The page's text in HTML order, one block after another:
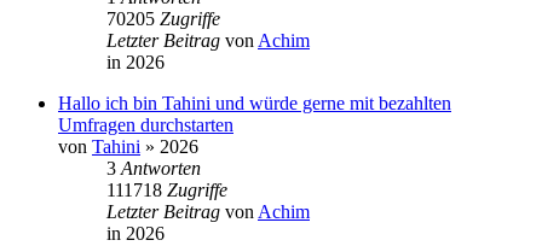
70205 Zugriffe
Letzter Beitrag von Achim
in 2026
Hallo ich bin Tahini und würde gerne mit bezahlten
Umfragen durchstarten
von Tahini » 2026
3 Antworten
111718 Zugriffe
Letzter Beitrag von Achim
in 2026